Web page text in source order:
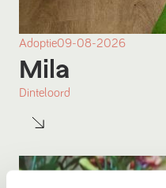
Adoptie09-08-2026
Mila
Dinteloord